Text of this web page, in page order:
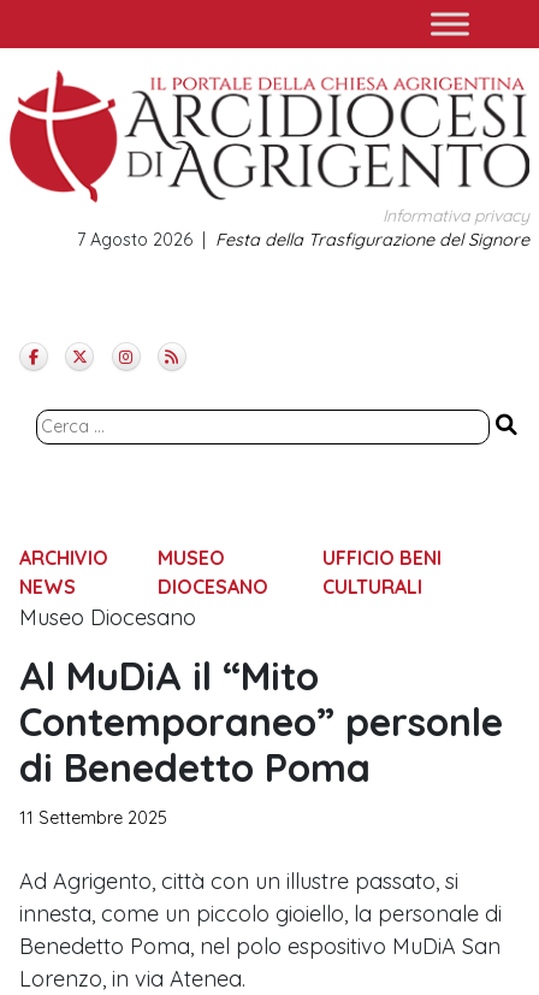
to
content
Informativa privacy
Festa della Trasfigurazione del Signore
7 Agosto 2026
Ricerca
ARCHIVIO
NEWS
MUSEO
DIOCESANO
UFFICIO BENI
CULTURALI
Museo Diocesano
Al MuDiA il “Mito
Contemporaneo” personle
di Benedetto Poma
11 Settembre 2025
Ad Agrigento, città con un illustre passato, si
innesta, come un piccolo gioiello, la personale di
Benedetto Poma, nel polo espositivo MuDiA San
Lorenzo, in via Atenea.